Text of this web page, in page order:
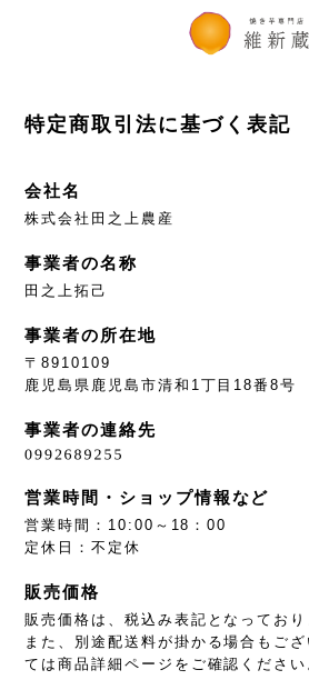
特定商取引法に基づく表記
会社名
株式会社田之上農産
事業者の名称
田之上拓己
事業者の所在地
〒8910109
鹿児島県鹿児島市清和1丁目18番8号
事業者の連絡先
営業時間・ショップ情報など
営業時間：10:00～18：00
定休日：不定休
販売価格
販売価格は、税込み表記となっており
また、別途配送料が掛かる場合もご
ては商品詳細ページをご確認ください